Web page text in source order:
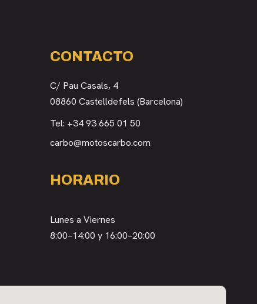
CONTACTO
C/ Pau Casals, 4
08860 Castelldefels (Barcelona)
Tel: +34 93 665 01 50
carbo@motoscarbo.com
HORARIO
Lunes a Viernes
8:00–14:00 y 16:00–20:00